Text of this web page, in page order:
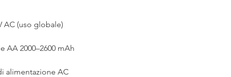
AC (uso globale)
AA 2000–2600 mAh
alimentazione AC